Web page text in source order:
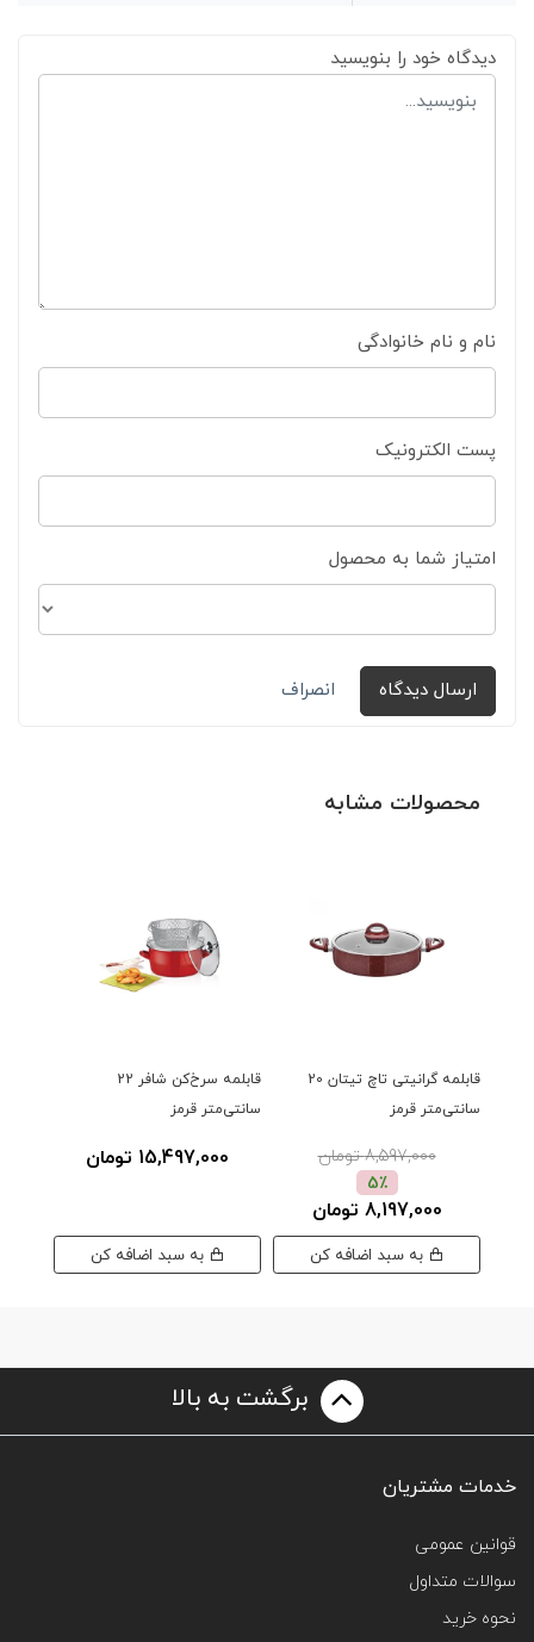
دیدگاه خود را بنویسید
نام و نام خانوادگی
پست الکترونیک
امتیاز شما به محصول
ارسال دیدگاه انصراف
محصولات مشابه
قابلمه گرانیتی تاچ تیتان 20
سانتی‌متر قرمز
8,597,000 تومان
5٪
8,197,000 تومان
قابلمه سرخ‌کن شافر 22
سانتی‌متر قرمز
15,497,000 تومان
برگشت به بالا
خدمات مشتریان
قوانین عمومی
سوالات متداول
نحوه خرید